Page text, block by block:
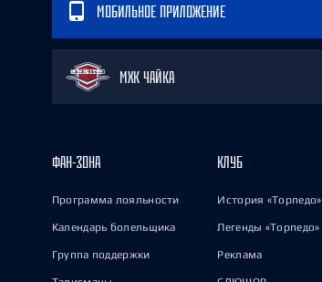
МОБИЛЬНОЕ ПРИЛОЖЕНИЕ
МХК ЧАЙКА
ФАН-ЗОНА
Программа лояльности
Календарь болельщика
Группа поддержки
КЛУБ
История «Торпедо»
Легенды «Торпедо»
Реклама